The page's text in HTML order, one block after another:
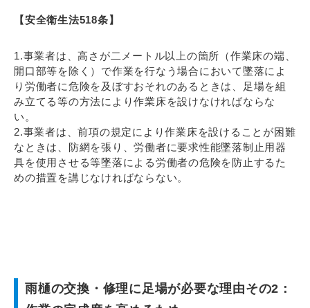
【安全衛生法518条】
1.事業者は、高さが二メートル以上の箇所（作業床の端、
開口部等を除く）で作業を行なう場合において墜落によ
り労働者に危険を及ぼすおそれのあるときは、足場を組
み立てる等の方法により作業床を設けなければならな
い。
2.事業者は、前項の規定により作業床を設けることが困難
なときは、防網を張り、労働者に要求性能墜落制止用器
具を使用させる等墜落による労働者の危険を防止するた
めの措置を講じなければならない。
雨樋の交換・修理に足場が必要な理由その2：